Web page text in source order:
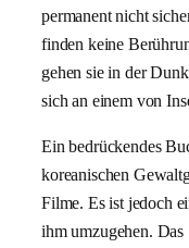
permanent nicht
finden keine
gehen sie in der
sich an einem von
Ein bedrückendes
koreanischen
Filme. Es ist jedoch
ihm umzugehen. Das